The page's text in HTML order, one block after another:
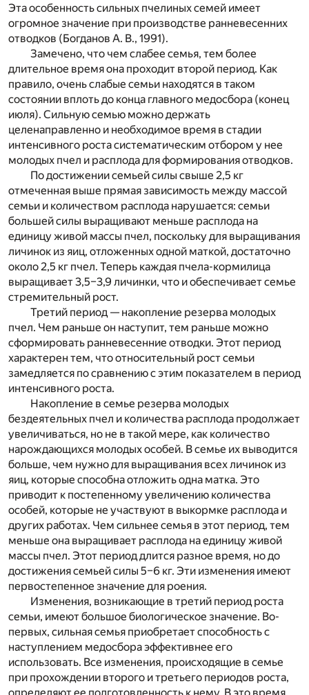
Эта особенность сильных пчелиных семей имеет
огромное значение при производстве ранневесенних
отводков (Богданов А. В., 1991).
Замечено, что чем слабее семья, тем более
длительное время она проходит второй период. Как
правило, очень слабые семьи находятся в таком
состоянии вплоть до конца главного медосбора (конец
июля). Сильную семью можно держать
целенаправленно и необходимое время в стадии
интенсивного роста систематическим отбором у нее
молодых пчел и расплода для формирования отводков.
По достижении семьей силы свыше 2,5 кг
отмеченная выше прямая зависимость между массой
семьи и количеством расплода нарушается: семьи
большей силы выращивают меньше расплода на
единицу живой массы пчел, поскольку для выращивания
личинок из яиц, отложенных одной маткой, достаточно
около 2,5 кг пчел. Теперь каждая пчела-кормилица
выращивает 3,5–3,9 личинки, что и обеспечивает семье
стремительный рост.
Третий период — накопление резерва молодых
пчел. Чем раньше он наступит, тем раньше можно
сформировать ранневесенние отводки. Этот период
характерен тем, что относительный рост семьи
замедляется по сравнению с этим показателем в период
интенсивного роста.
Накопление в семье резерва молодых
бездеятельных пчел и количества расплода продолжает
увеличиваться, но не в такой мере, как количество
нарождающихся молодых особей. В семье их выводится
больше, чем нужно для выращивания всех личинок из
яиц, которые способна отложить одна матка. Это
приводит к постепенному увеличению количества
особей, которые не участвуют в выкормке расплода и
других работах. Чем сильнее семья в этот период, тем
меньше она выращивает расплода на единицу живой
массы пчел. Этот период длится разное время, но до
достижения семьей силы 5–6 кг. Эти изменения имеют
первостепенное значение для роения.
Изменения, возникающие в третий период роста
семьи, имеют большое биологическое значение. Во-
первых, сильная семья приобретает способность с
наступлением медосбора эффективнее его
использовать. Все изменения, происходящие в семье
при прохождении второго и третьего периодов роста,
определяют ее подготовленность к нему. В это время